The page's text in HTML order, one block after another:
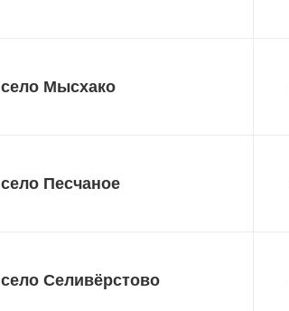
село Мысхако
село Песчаное
село Селивёрстово